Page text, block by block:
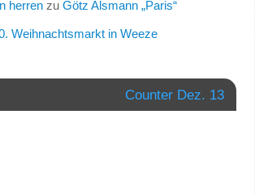
herrenzu Götz Alsmann „Paris“
Weihnachtsmarkt in Weeze
Counter Dez. 13